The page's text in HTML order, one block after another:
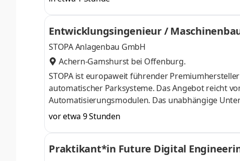
Entwicklungsingenieur /
d Lagertechnik
STOPA Anlagenbau GmbH
Achern-Gamshurst bei Offenburg.
STOPA ist europaweit führender
automatischer Parksysteme. Das Angebot reicht
Automatisierungsmodulen. Das unabhängige
Deutschland, USA und China – verfügt über 40
und Prozesssicherheit, Prozessautomatisierung
Abteilung Mechanische Konstruktion suchen wir
vor etwa 9 Stunden
Praktikant*in Future Digital